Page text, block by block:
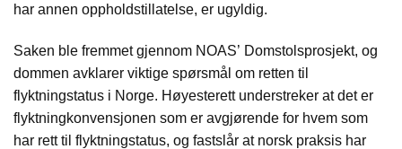
har annen oppholdstillatelse, er ugyldig.
Saken ble fremmet gjennom NOAS’ Domstolsprosjekt, og
dommen avklarer viktige spørsmål om retten til
flyktningstatus i Norge. Høyesterett understreker at det er
flyktningkonvensjonen som er avgjørende for hvem som
har rett til flyktningstatus, og fastslår at norsk praksis har